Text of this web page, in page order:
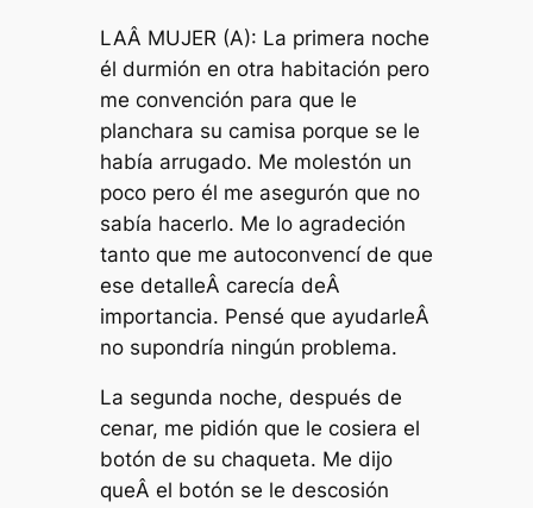
LAÂ MUJER (A): La primera noche
él durmión en otra habitación pero
me convención para que le
planchara su camisa porque se le
había arrugado. Me molestón un
poco pero él me asegurón que no
sabía hacerlo. Me lo agradeción
tanto que me autoconvencí de que
ese detalleÂ carecía deÂ
importancia. Pensé que ayudarleÂ
no supondría ningún problema.
La segunda noche, después de
cenar, me pidión que le cosiera el
botón de su chaqueta. Me dijo
queÂ el botón se le descosión